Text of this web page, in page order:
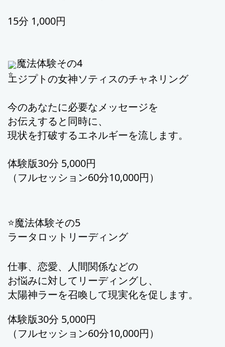
15分 1,000円
魔法体験その4
エジプトの女神ソティスのチャネ リング
今のあなたに必要なメッセージを
お伝えすると同時に、
現状を打破するエネルギーを流します。
体験版30分 5,000円
（フルセッション60分10,000円）
⭐️魔法体験その5
ラータロットリーディング
仕事、恋愛、人間関係などの
お悩みに対してリーディングし、
太陽神ラーを召喚して現実化を促します。
体験版30分 5,000円
（フルセッション60分10,000円）